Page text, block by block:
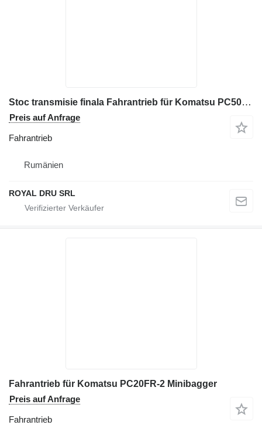
Stoc transmisie finala Fahrantrieb für Komatsu PC50T Baumaschinen
Preis auf Anfrage
Fahrantrieb
Rumänien
ROYAL DRU SRL
Fahrantrieb für Komatsu PC20FR-2 Minibagger
Preis auf Anfrage
Fahrantrieb